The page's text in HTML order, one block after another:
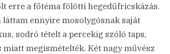
erre a főtéma fölötti hegedűfricskázás.
láttam ennyire mosolygósnak saját
sodró tételt a percekig szóló taps,
miatt megismételték. Két nagy művész